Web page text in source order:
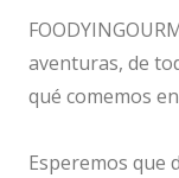
aventuras, de
qué comemos
Esperemos que